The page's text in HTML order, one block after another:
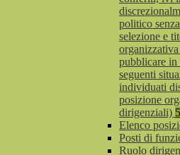
politico
selezione e
pubblicare in
seguenti
individuati
posizione
dirigenziali) 5
Elenco
Posti di
Ruolo